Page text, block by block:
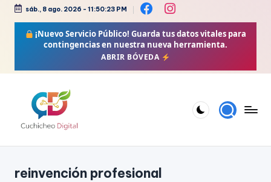
sáb., 8 ago. 2026 - 11:50:23 PM
¡Nuevo Servicio Público! Guarda tus datos vitales para
contingencias en nuestra nueva herramienta.
ABRIR BÓVEDA
Crochet,
reinvención profesional